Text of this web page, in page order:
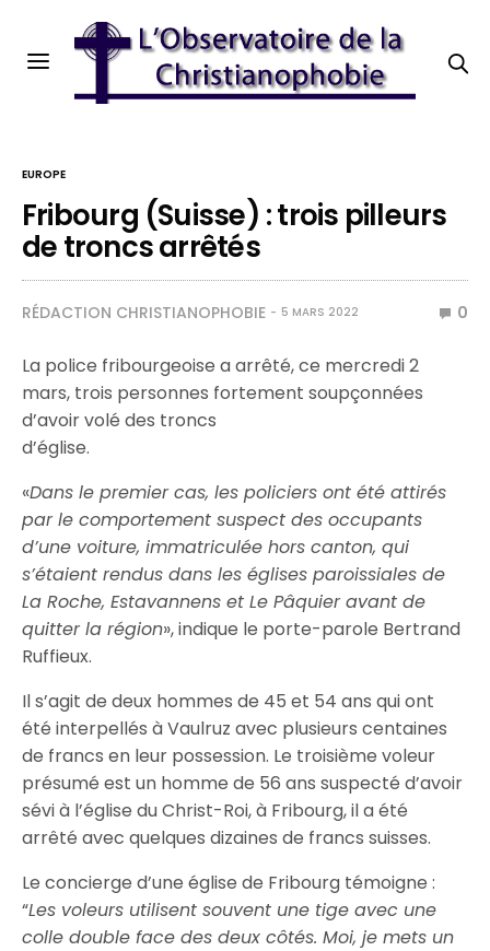
EUROPE
Fribourg (Suisse) : trois pilleurs
de troncs arrêtés
RÉDACTION CHRISTIANOPHOBIE 5 MARS 2022 0
La police fribourgeoise a arrêté, ce mercredi 2
mars, trois personnes fortement soupçonnées
d’avoir volé des troncs
d’église.
«Dans le premier cas, les policiers ont été attirés
par le comportement suspect des occupants
d’une voiture, immatriculée hors canton, qui
s’étaient rendus dans les églises paroissiales de
La Roche, Estavannens et Le Pâquier avant de
quitter la région», indique le porte-parole Bertrand
Ruffieux.
Il s’agit de deux hommes de 45 et 54 ans qui ont
été interpellés à Vaulruz avec plusieurs centaines
de francs en leur possession. Le troisième voleur
présumé est un homme de 56 ans suspecté d’avoir
sévi à l’église du Christ-Roi, à Fribourg, il a été
arrêté avec quelques dizaines de francs suisses.
Le concierge d’une église de Fribourg témoigne :
“Les voleurs utilisent souvent une tige avec une
colle double face des deux côtés. Moi, je mets un